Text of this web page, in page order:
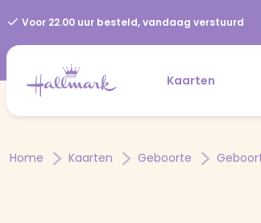
Voor 22.00 uur besteld, vandaag verstuurd
Kaarten
Home Kaarten Geboorte